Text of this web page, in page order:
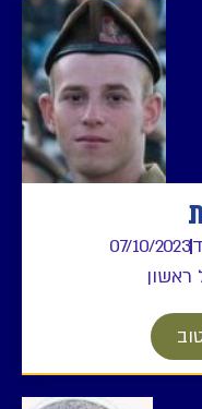
07/10/2023
ראשון